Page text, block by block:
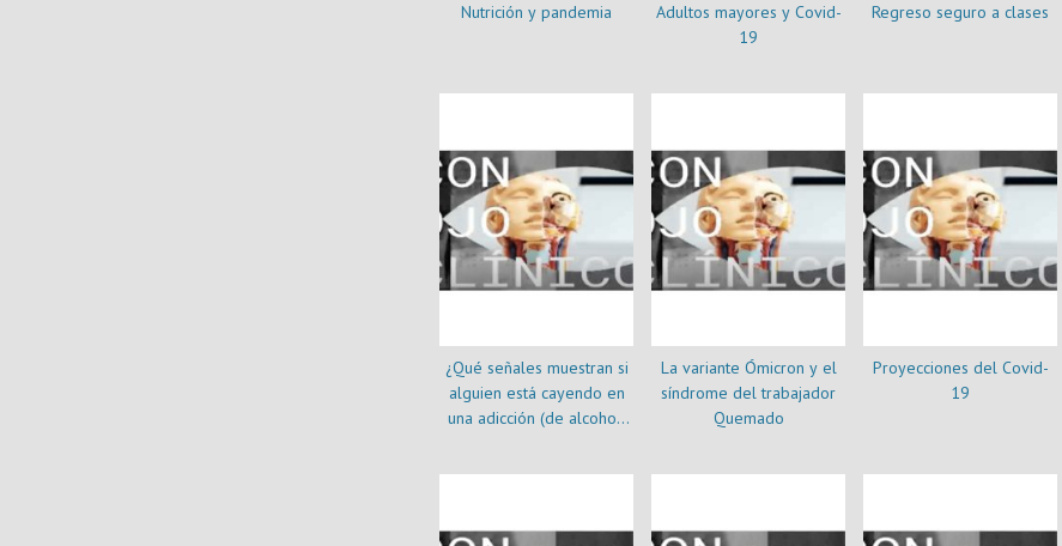
Nutrición y pandemia
Adultos mayores y Covid-
19
Regreso seguro a clases
¿Qué señales muestran si
alguien está cayendo en
una adicción (de alcohol,
La variante Ómicron y el
síndrome del trabajador
Quemado
Proyecciones del Covid-
19